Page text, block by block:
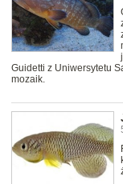
Guidetti z Uniwersytetu
mozaik.